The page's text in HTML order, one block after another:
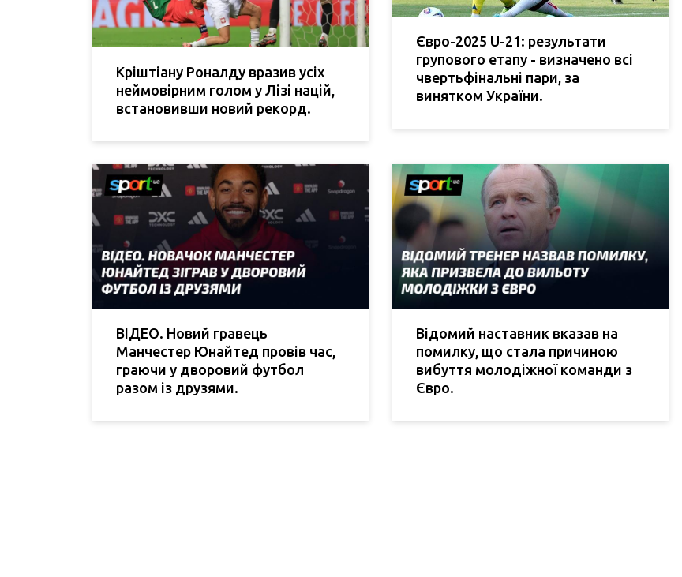
Кріштіану Роналду вразив усіх
неймовірним голом у Лізі націй,
встановивши новий рекорд.
Євро-2025 U-21: результати
групового етапу - визначено всі
чвертьфінальні пари, за
винятком України.
ВІДЕО. Новий гравець
Манчестер Юнайтед провів час,
граючи у дворовий футбол
разом із друзями.
Відомий наставник вказав на
помилку, що стала причиною
вибуття молодіжної команди з
Євро.